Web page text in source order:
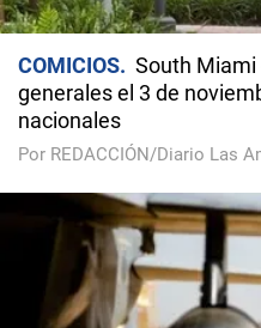
COMICIOS
South
generales el 3 de
nacionales
Por REDACCIÓN/Diario Las